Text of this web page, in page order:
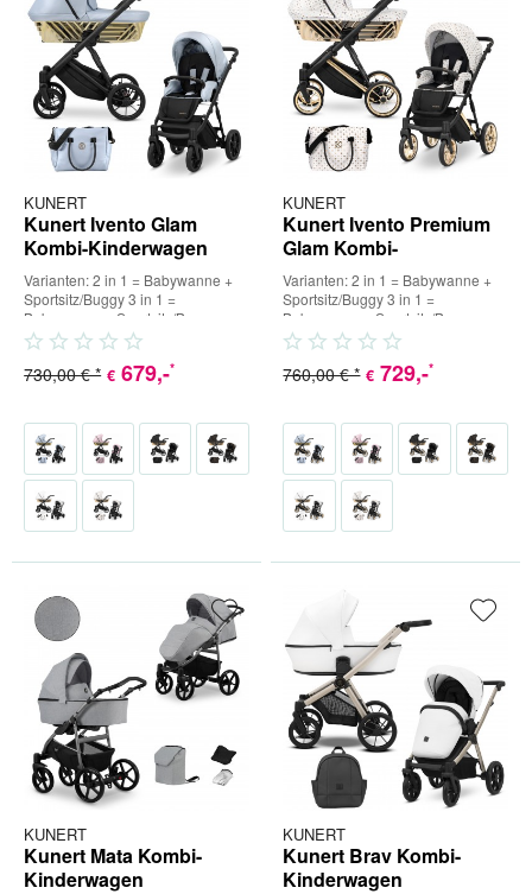
KUNERT
Kunert Ivento Glam
Kombi-Kinderwagen
Varianten: 2 in 1 = Babywanne +
Sportsitz/Buggy 3 in 1 =
Babywanne + Sportsitz/Buggy +
Babyschale (inkl. Adapter) 4...
€ 679,-*
730,00 € *
KUNERT
Kunert Ivento Premium
Glam Kombi-
Kinderwagen
Varianten: 2 in 1 = Babywanne +
Sportsitz/Buggy 3 in 1 =
Babywanne + Sportsitz/Buggy +
Babyschale (inkl. Adapter) 4...
€ 729,-*
760,00 € *
KUNERT
Kunert Mata Kombi-
Kinderwagen
KUNERT
Kunert Brav Kombi-
Kinderwagen